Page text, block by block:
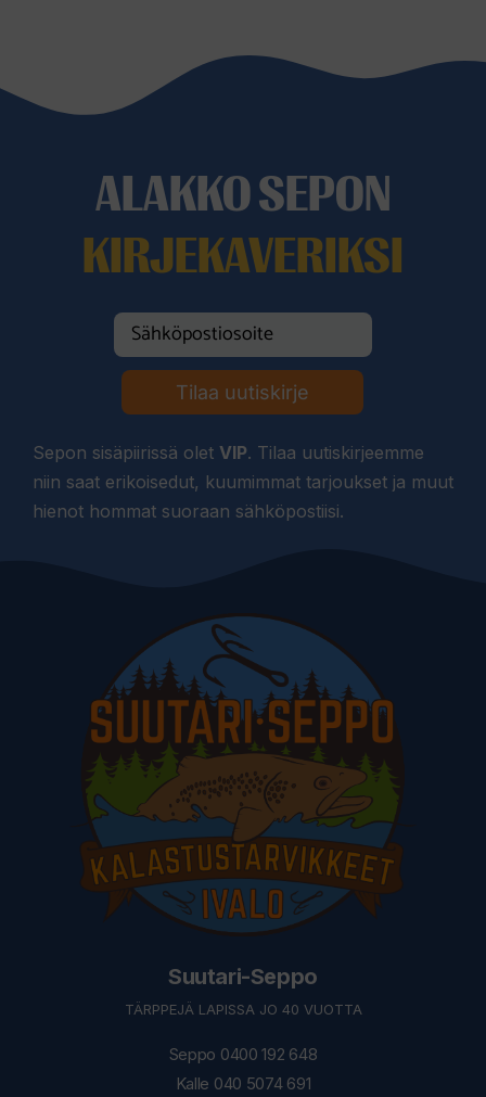
ALAKKO SEPON
KIRJEKAVERIKSI
Tilaa uutiskirje
Sepon sisäpiirissä olet VIP. Tilaa uutiskirjeemme
niin saat erikoisedut, kuumimmat tarjoukset ja muut
hienot hommat suoraan sähköpostiisi.
Suutari-Seppo
TÄRPPEJÄ LAPISSA JO 40 VUOTTA
Seppo 0400 192 648
Kalle 040 5074 691